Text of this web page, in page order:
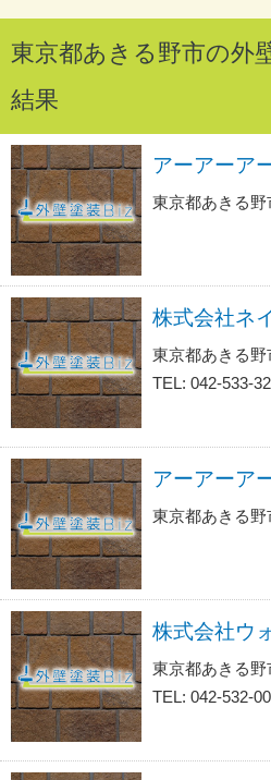
東京都あきる野市の外
結果
東京都あきる野
株式会社ネ
東京都あきる野
TEL: 042-533-
東京都あきる野
東京都あきる野
TEL: 042-532-